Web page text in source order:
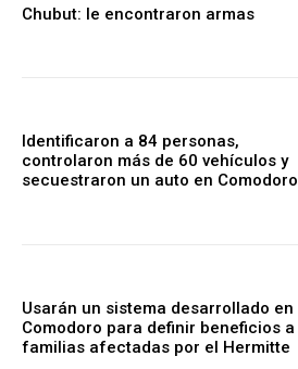
Chubut: le encontraron armas
Identificaron a 84 personas,
controlaron más de 60 vehículos y
secuestraron un auto en Comodoro
Usarán un sistema desarrollado en
Comodoro para definir beneficios a
familias afectadas por el Hermitte